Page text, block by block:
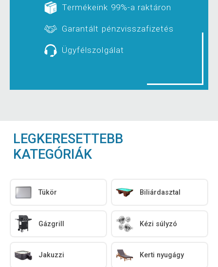
Termékeink 99%-a raktáron
Garantált pénzvisszafizetés
Ügyfélszolgálat
LEGKERESETTEBB
KATEGÓRIÁK
Tükör Biliárdasztal
Gázgrill Kézi súlyzó
Jakuzzi Kerti nyugágy